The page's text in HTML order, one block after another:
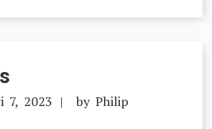
7, 2023 by Philip